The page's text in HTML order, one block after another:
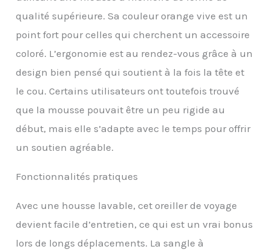
forme et ajustement
personnalisé : fabriqué
avec une densité de
forme idéale, l'oreiller de
voyage Cesperi épouse
pour un soutien
exceptionnel. La sangle
réglable vous permet de
personnaliser
voyage Léger et portable
commodité, ce coussin
de voyage léger se range
dans un étui de
transport compact, ce
qualité supérieure. Sa couleur orange vive est un
point fort pour celles qui cherchent un accessoire
coloré. L’ergonomie est au rendez-vous grâce à un
design bien pensé qui soutient à la fois la tête et
le cou. Certains utilisateurs ont toutefois trouvé
que la mousse pouvait être un peu rigide au
début, mais elle s’adapte avec le temps pour offrir
un soutien agréable.
Fonctionnalités pratiques
Avec une housse lavable, cet oreiller de voyage
devient facile d’entretien, ce qui est un vrai bonus
lors de longs déplacements. La sangle à